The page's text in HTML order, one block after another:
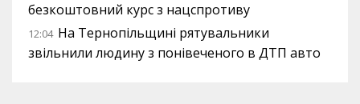
безкоштовний курс з нацспротиву
12:04 На Тернопільщині рятувальники
звільнили людину з понівеченого в ДТП авто